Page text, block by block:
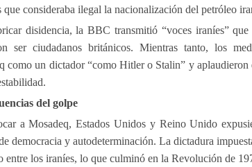
que consideraba ilegal la nacionalización del petróleo
disidencia, la BBC transmitió “voces iraníes”
ser ciudadanos británicos. Mientras tanto, los
como un dictador “como Hitler o Stalin” y
del golpe
a Mosadeq, Estados Unidos y Reino Unido
democracia y autodeterminación. La dictadura
entre los iraníes, lo que culminó en la Revolución de